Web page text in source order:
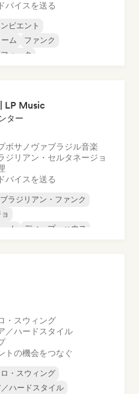
バイスを送る
ビエント
ム
ファンク
ォーク
LP Music
ター
ボサノヴァブラジル音楽
ジリアン・セルタネージョ
バイスを送る
ブラジリアン・ファンク
ム
ディープ・ハウス
・スウィング
／ハードスタイル
トの機会をつなぐ
・スウィング
ハードスタイル